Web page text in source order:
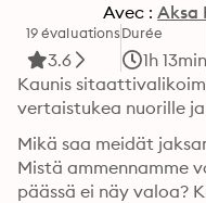
Avec : Aksa
19 évaluations
3.6
Durée
1h 13min
Kaunis
vertaistukea nuorille
Mikä saa meidät
Mistä ammennamme
päässä ei näy valoa?